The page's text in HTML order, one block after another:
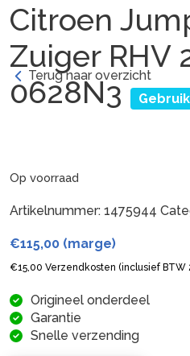
Citroen
Zuiger RHV
0628N3
Terug naar overzicht
Op voorraad
Artikelnummer: 1475944
€115,00 (marge)
€15,00 Verzendkosten (inclusief BTW
Origineel onderdeel
Garantie
Snelle verzending